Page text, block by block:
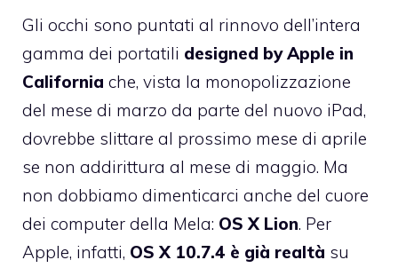
Gli occhi sono puntati al rinnovo dell’intera
gamma dei portatili designed by Apple in
California che, vista la monopolizzazione
del mese di marzo da parte del nuovo iPad,
dovrebbe slittare al prossimo mese di aprile
se non addirittura al mese di maggio. Ma
non dobbiamo dimenticarci anche del cuore
dei computer della Mela: OS X Lion. Per
Apple, infatti, OS X 10.7.4 è già realtà su